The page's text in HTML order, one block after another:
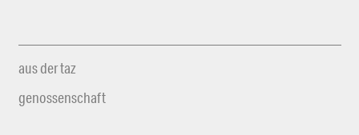
aus der taz
genossenschaft